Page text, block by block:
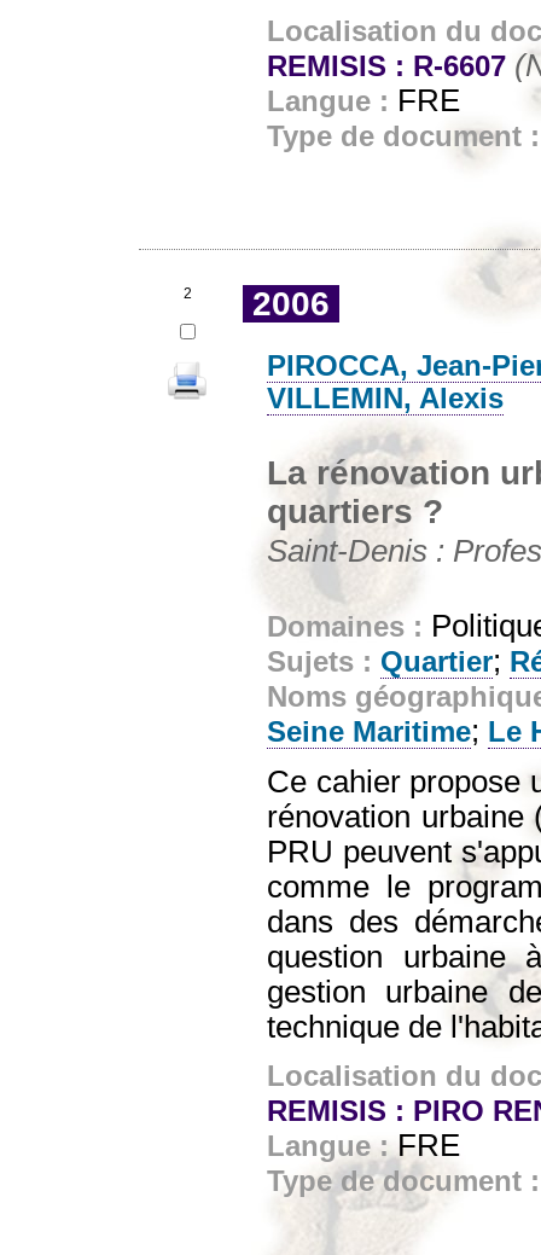
Localisation du
REMISIS : R-6607
Langue : FRE
Type de document
2 2006
PIROCCA, Jean-
VILLEMIN, Alexis
La rénovation
quartiers ?
Saint-Denis :
Domaines :
Sujets : Quartier;
Noms
Seine Maritime; Le
Ce cahier propose
rénovation urbaine
PRU peuvent
comme le
dans des
question urbaine
gestion urbaine
technique de
Localisation du
REMISIS : PIRO
Langue :FRE
Type de document